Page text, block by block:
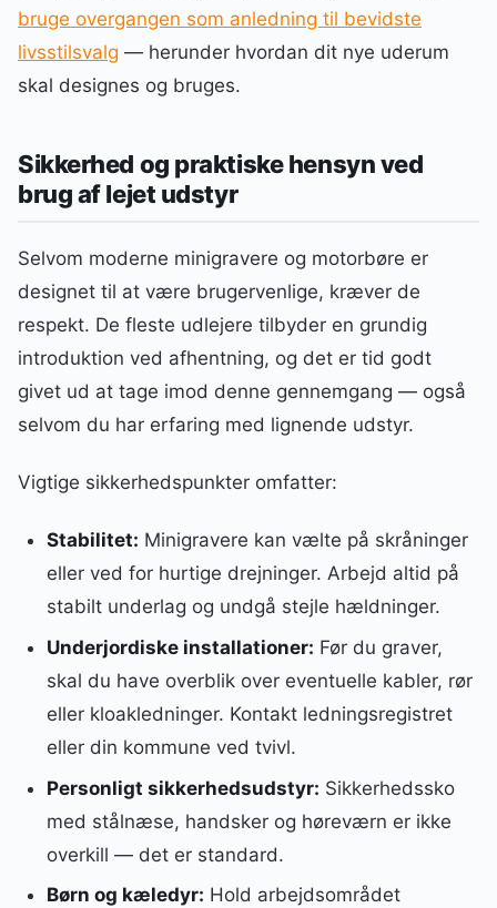
bruge overgangen som anledning til bevidste
livsstilsvalg — herunder hvordan dit nye uderum
skal designes og bruges.
Sikkerhed og praktiske hensyn ved
brug af lejet udstyr
Selvom moderne minigravere og motorbøre er
designet til at være brugervenlige, kræver de
respekt. De fleste udlejere tilbyder en grundig
introduktion ved afhentning, og det er tid godt
givet ud at tage imod denne gennemgang — også
selvom du har erfaring med lignende udstyr.
Vigtige sikkerhedspunkter omfatter:
Stabilitet: Minigravere kan vælte på skråninger
eller ved for hurtige drejninger. Arbejd altid på
stabilt underlag og undgå stejle hældninger.
Underjordiske installationer: Før du graver,
skal du have overblik over eventuelle kabler, rør
eller kloakledninger. Kontakt ledningsregistret
eller din kommune ved tvivl.
Personligt sikkerhedsudstyr: Sikkerhedssko
med stålnæse, handsker og høreværn er ikke
overkill — det er standard.
Børn og kæledyr: Hold arbejdsområdet